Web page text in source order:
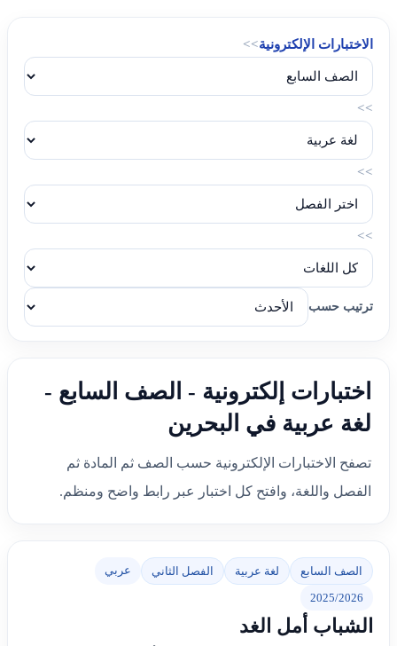
الاختبارات الإلكترونية>>
>>
>>
>>
ترتيب حسب
اختبارات إلكترونية - الصف السابع -
لغة عربية في البحرين
تصفح الاختبارات الإلكترونية حسب الصف ثم المادة ثم
الفصل واللغة، وافتح كل اختبار عبر رابط واضح ومنظم.
الصف السابع لغة عربية الفصل الثاني عربي
2025/2026
الشباب أمل الغد